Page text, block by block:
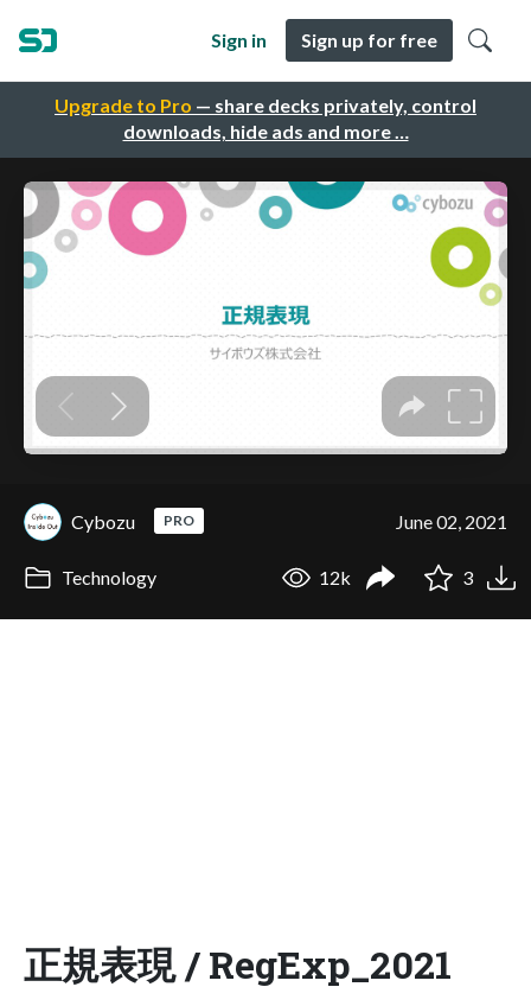
Upgrade to Pro — share decks privately, control
downloads, hide ads and more …
Sign in Sign up for free
Cybozu PRO June 02, 2021
Technology 12k 3
正規表現 / RegExp_2021